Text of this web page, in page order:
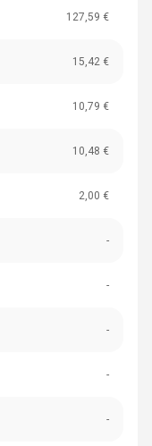
127,59 €
15,42 €
10,79 €
10,48 €
2,00 €
-
-
-
-
-